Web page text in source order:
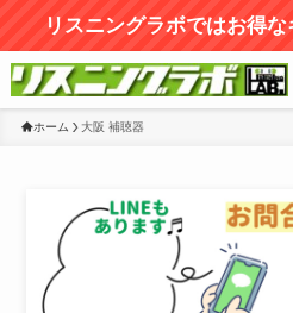
リスニングラボではお得
ホーム 大阪 補聴器